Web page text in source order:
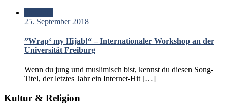
25. September 2018
”Wrap‘ my Hijab!“ – Internationaler Workshop an der
Universität Freiburg
Wenn du jung und muslimisch bist, kennst du diesen Song-
Titel, der letztes Jahr ein Internet-Hit […]
Kultur & Religion